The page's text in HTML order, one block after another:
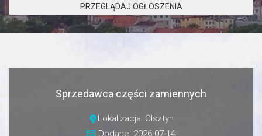
Sprzedawca części zamiennych
Lokalizacja: Olsztyn
Dodane: 2026-07-14